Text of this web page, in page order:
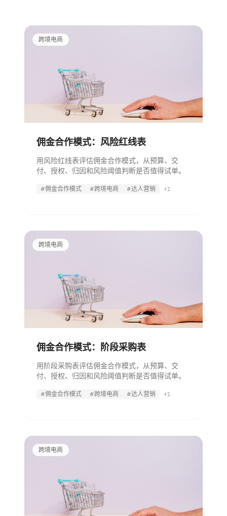
跨境电商
佣金合作模式：风险红线表
用风险红线表评估佣金合作模式，从预算、交
付、授权、归因和风险阈值判断是否值得试单。
#佣金合作模式 #跨境电商 #达人营销 +1
跨境电商
佣金合作模式：阶段采购表
用阶段采购表评估佣金合作模式，从预算、交
付、授权、归因和风险阈值判断是否值得试单。
#佣金合作模式 #跨境电商 #达人营销 +1
跨境电商